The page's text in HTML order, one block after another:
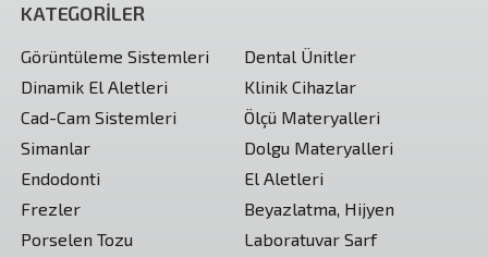
KATEGORİLER
Görüntüleme Sistemleri
Dental Ünitler
Dinamik El Aletleri
Klinik Cihazlar
Cad-Cam Sistemleri
Ölçü Materyalleri
Simanlar
Dolgu Materyalleri
Endodonti
El Aletleri
Frezler
Beyazlatma, Hijyen
Porselen Tozu
Laboratuvar Sarf